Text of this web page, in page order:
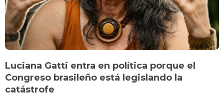
Luciana Gatti entra en política porque el
Congreso brasileño está legislando la
catástrofe